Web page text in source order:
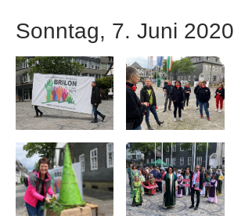
Sonntag, 7. Juni 2020